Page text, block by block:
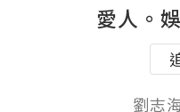
愛人。
劉志